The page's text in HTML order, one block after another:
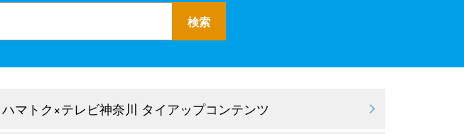
ハマトク×テレビ神奈川 タイアップコンテンツ